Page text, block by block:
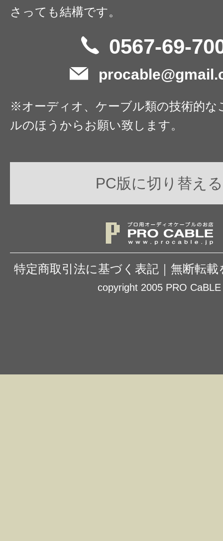
さっても結構です。
0567-69-
※オーディオ、ケーブル類の技術的な
ルのほうからお願い致します。
PC版に切り替える
特定商取引法に基づく表記 無断転載
copyright 2005 PRO CaBLE